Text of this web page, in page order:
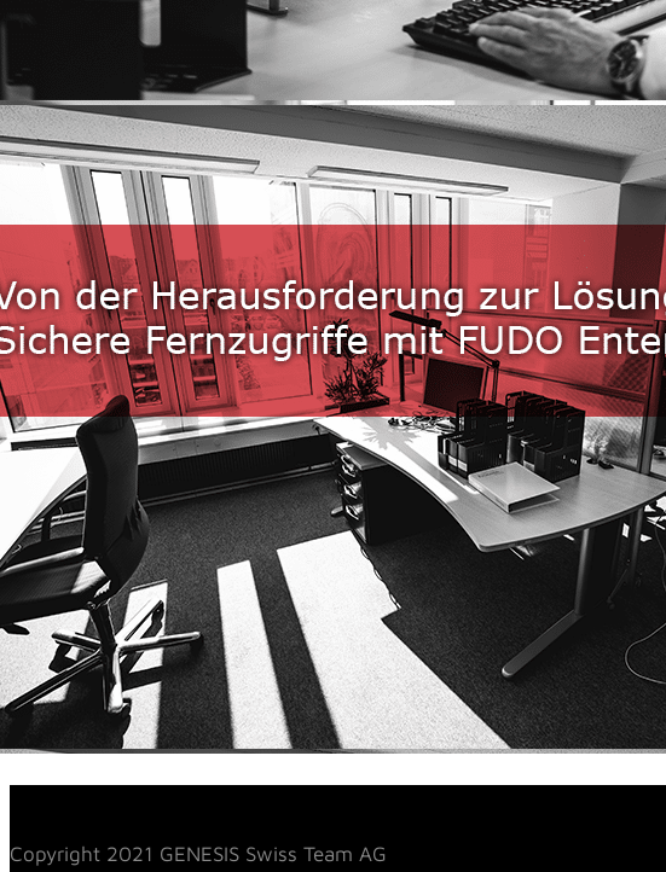
Copyright 2021 GENESIS Swiss Team AG